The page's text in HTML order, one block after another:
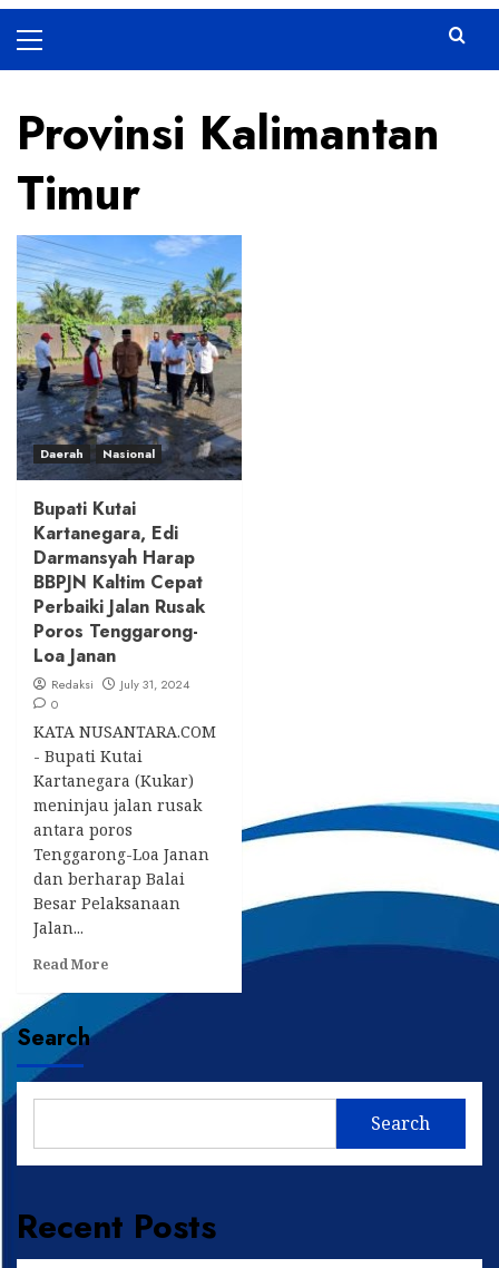
Menu
Provinsi Kalimantan
Timur
Daerah Nasional
Bupati Kutai
Kartanegara, Edi
Darmansyah Harap
BBPJN Kaltim Cepat
Perbaiki Jalan Rusak
Poros Tenggarong-
Loa Janan
Redaksi
July 31, 2024
0
KATA NUSANTARA.COM
- Bupati Kutai
Kartanegara (Kukar)
meninjau jalan rusak
antara poros
Tenggarong-Loa Janan
dan berharap Balai
Besar Pelaksanaan
Jalan...
Read MoreRead
about
Bupati
Edi
BBPJN
Perbaiki
Jalan
Rusak
Search
Search
Recent Posts